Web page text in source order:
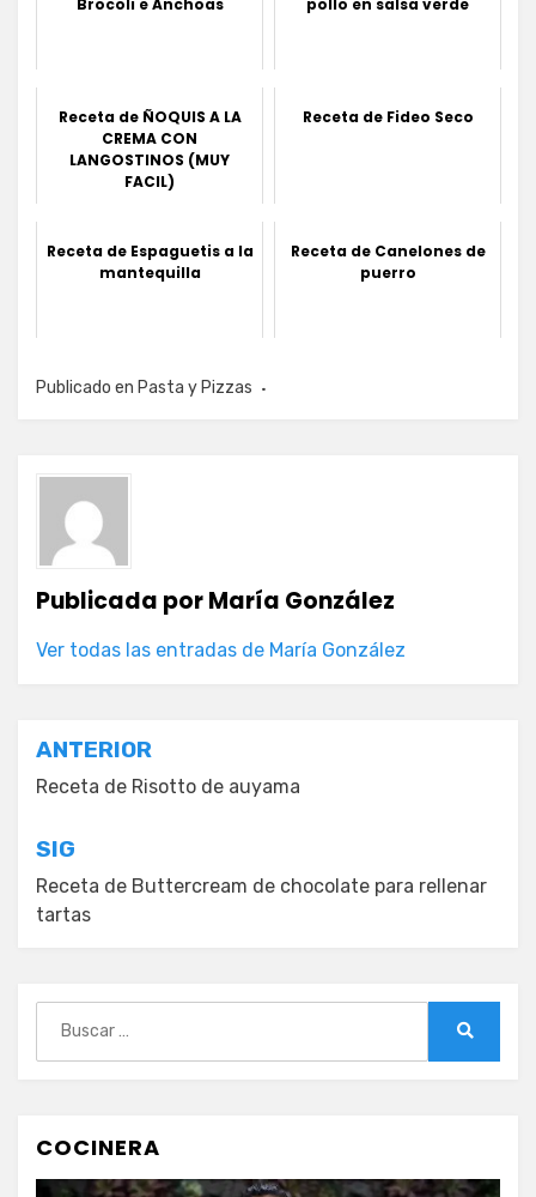
Brocoli e Anchoas
pollo en salsa verde
Receta de ÑOQUIS A LA
CREMA CON
LANGOSTINOS (MUY
FACIL)
Receta de Fideo Seco
Receta de Espaguetis a la
mantequilla
Receta de Canelones de
puerro
Publicado en Pasta y Pizzas
Publicada porMaría González
Ver todas las entradas de María González
Navegación
de
entradas
ANTERIOR
Receta de Risotto de auyama
SIG
Receta de Buttercream de chocolate para rellenar
tartas
COCINERA